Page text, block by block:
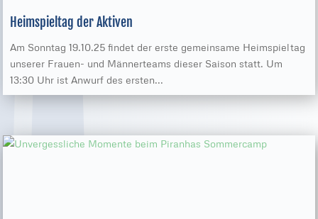
Heimspieltag der Aktiven
Am Sonntag 19.10.25 findet der erste gemeinsame Heimspieltag
unserer Frauen- und Männerteams dieser Saison statt. Um
13:30 Uhr ist Anwurf des ersten...